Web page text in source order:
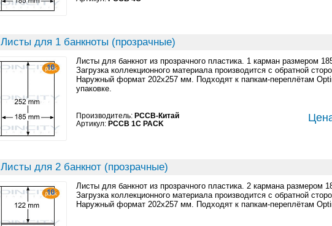
Листы для 1 банкноты (прозрачные)
Листы для банкнот из прозрачного пластика. 1 карман размером
Загрузка коллекционного материала производится с обратной
Наружный формат 202x257 мм. Подходят к папкам-переплётам
упаковке.
Производитель: PCCB-Китай
Артикул: PCCB 1C PACK
Листы для 2 банкнот (прозрачные)
Листы для банкнот из прозрачного пластика. 2 кармана размером
Загрузка коллекционного материала производится с обратной
Наружный формат 202x257 мм. Подходят к папкам-переплётам